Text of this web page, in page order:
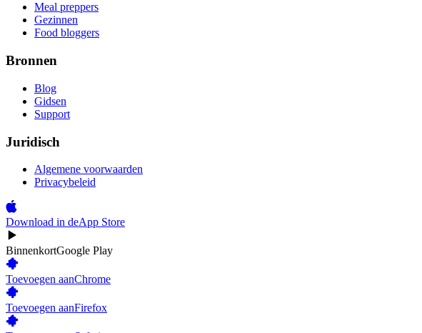
Meal preppers
Gezinnen
Food bloggers
Bronnen
Blog
Gidsen
Support
Juridisch
Algemene voorwaarden
Privacybeleid
Download in deApp Store
BinnenkortGoogle Play
Toevoegen aanChrome
Toevoegen aanFirefox